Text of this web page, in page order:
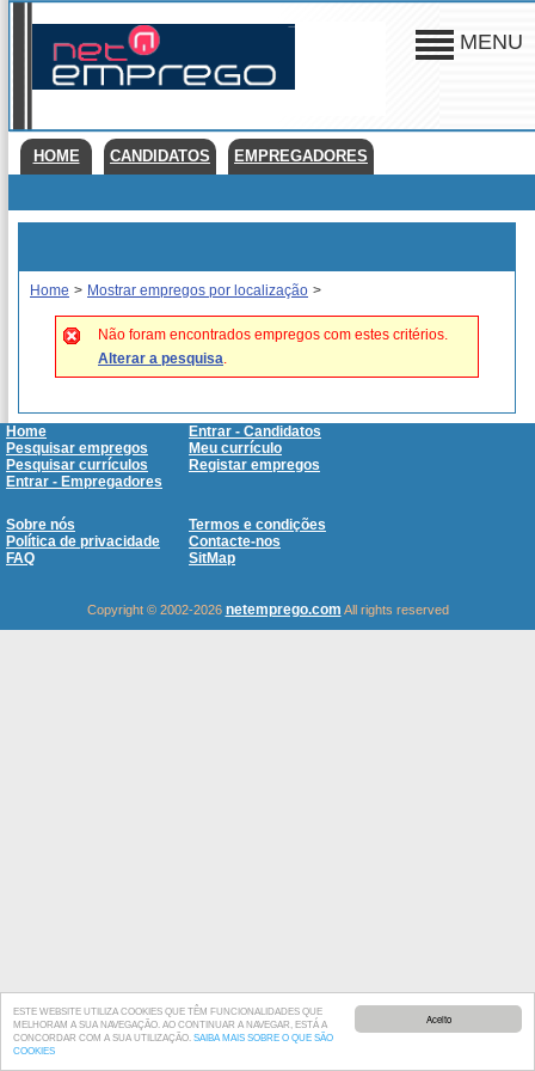
Aceito
ESTE WEBSITE UTILIZA COOKIES QUE TÊM FUNCIONALIDADES QUE
MELHORAM A SUA NAVEGAÇÃO. AO CONTINUAR A NAVEGAR, ESTÁ A
CONCORDAR COM A SUA UTILIZAÇÃO. SAIBA MAIS SOBRE O QUE SÃO
COOKIES
MENU
HOME CANDIDATOS EMPREGADORES
Home > Mostrar empregos por localização >
Não foram encontrados empregos com estes critérios.
Alterar a pesquisa.
Home
Entrar - Candidatos
Pesquisar empregos
Meu currículo
Pesquisar currículos
Registar empregos
Entrar - Empregadores
Sobre nós
Termos e condições
Política de privacidade
Contacte-nos
FAQ
SitMap
Copyright © 2002-2026 netemprego.com All rights reserved